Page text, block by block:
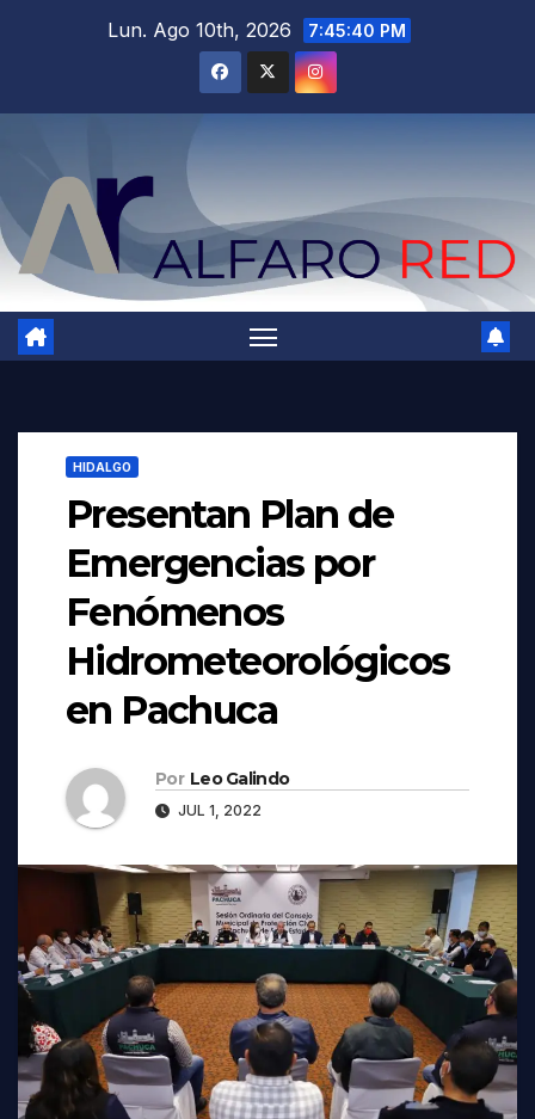
Lun. Ago 10th, 2026 7:45:41 PM
HIDALGO
Presentan Plan de
Emergencias por
Fenómenos
Hidrometeorológicos
en Pachuca
Por Leo Galindo
JUL 1, 2022